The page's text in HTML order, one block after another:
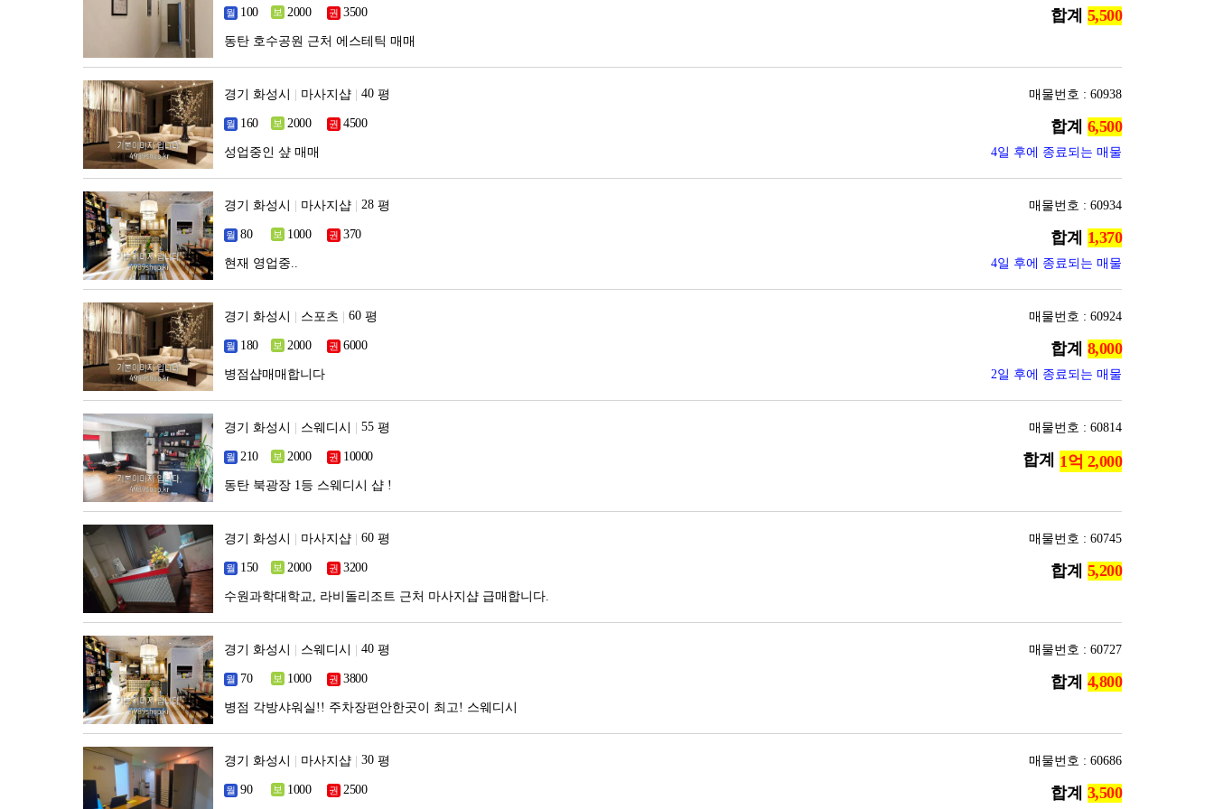
합계
동탄 호수공원 근처 에스테틱 매매
경기 화성시 마사지샵 평 매물번호 : 60938
합계
성업중인 샾 매매 4일 후에 종료되는 매물
경기 화성시 마사지샵 평 매물번호 : 60934
합계
현재 영업중.. 4일 후에 종료되는 매물
경기 화성시 스포츠 평 매물번호 : 60924
합계
병점샵매매합니다 2일 후에 종료되는 매물
경기 화성시 스웨디시 평 매물번호 : 60814
합계
동탄 북광장 1등 스웨디시 샵 !
경기 화성시 마사지샵 평 매물번호 : 60745
합계
수원과학대학교, 라비돌리조트 근처 마사지샵 급매합니다.
경기 화성시 스웨디시 평 매물번호 : 60727
합계
병점 각방샤워실!! 주차장편안한곳이 최고! 스웨디시
경기 화성시 마사지샵 평 매물번호 : 60686
합계